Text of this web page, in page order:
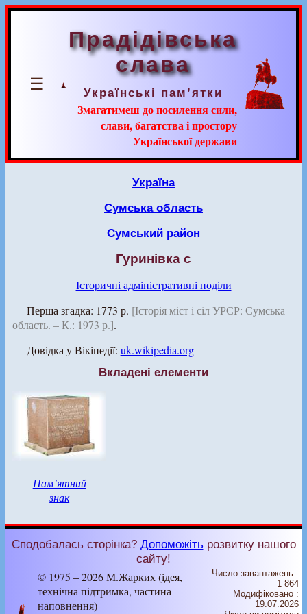
☰
Прадідівська
слава
Українські пам’ятки
Змагатимеш до посилення сили,
слави, багатства і простору
Української держави
Україна
Сумська область
Сумський район
Гуринівка с
Історичні адміністративні поділи
Перша згадка: 1773 р. [Історія міст і сіл УРСР: Сумська
область. – К.: 1973 р.].
Довідка у Вікіпедії: uk.wikipedia.org
Вкладені елементи
Пам’ятний
знак
Сподобалась сторінка? Допоможіть розвитку нашого
сайту!
© 1975 – 2026 М.Жарких (ідея,
технічна підтримка, частина
наповнення)
Число завантажень :
1 864
Модифіковано :
19.07.2026